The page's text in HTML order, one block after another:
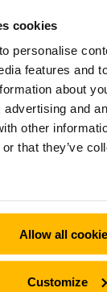
cookies
personalise
features and
about
advertising and
other
that they’ve
Allow all
Customize
en truck, er du
alt fra
Du kan
så længe du